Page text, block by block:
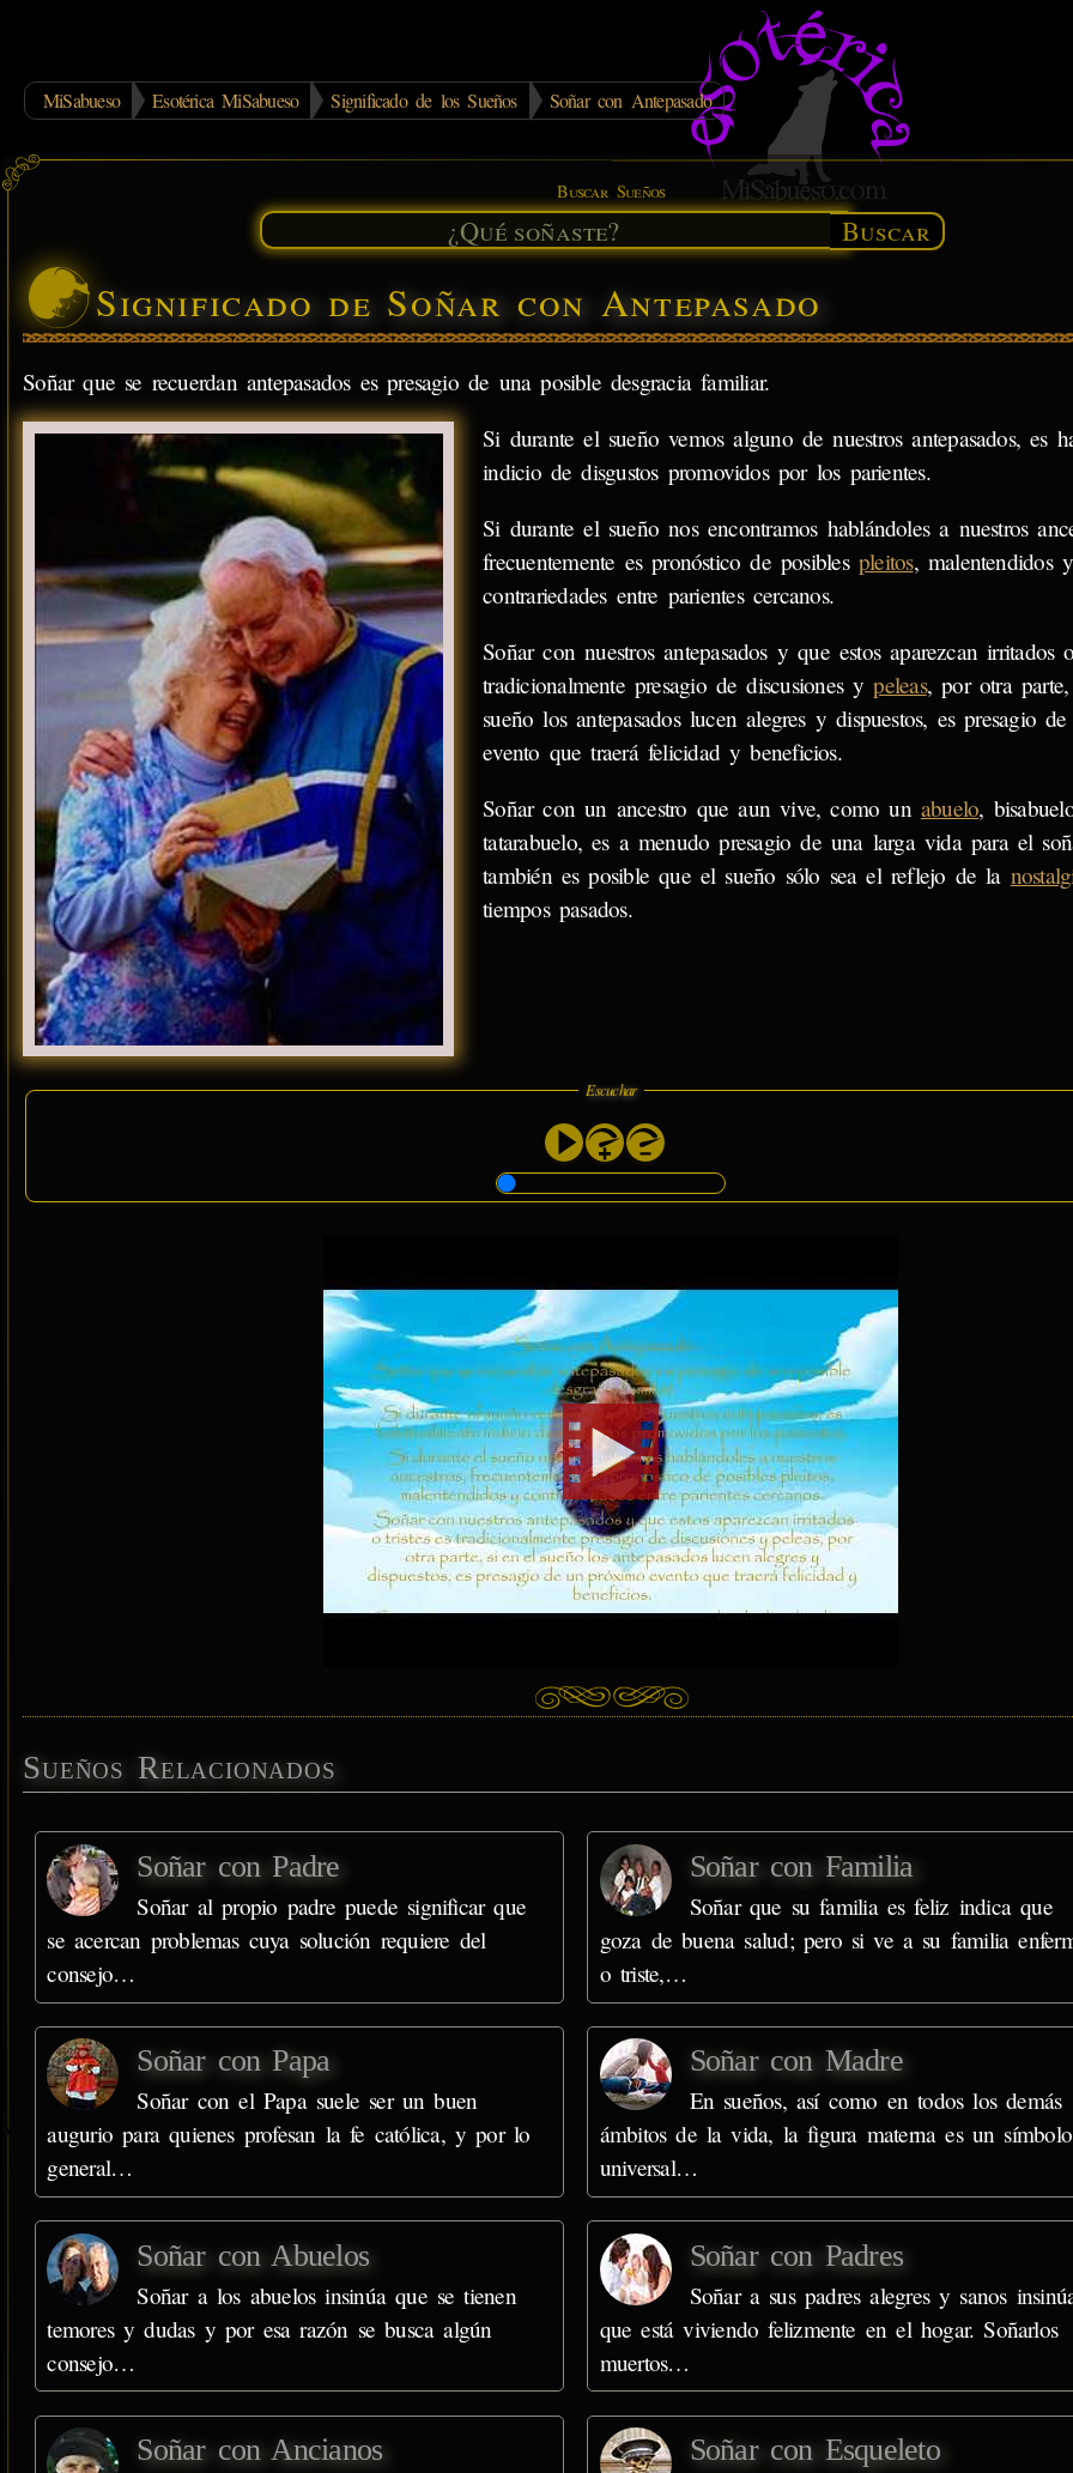
MiSabueso Esotérica MiSabueso Significado de los Sueños Soñar con Antepasado
Buscar Sueños
Buscar
Significado de Soñar con Antepasado
Soñar que se recuerdan antepasados es presagio de una posible desgracia familiar.
Si durante el sueño vemos alguno de nuestros antepasados, es
indicio de disgustos promovidos por los parientes.
Si durante el sueño nos encontramos hablándoles a nuestros
frecuentemente es pronóstico de posibles pleitos, malentendidos y
contrariedades entre parientes cercanos.
Soñar con nuestros antepasados y que estos aparezcan irritados
tradicionalmente presagio de discusiones ypeleas, por otra
sueño los antepasados lucen alegres y dispuestos, es presagio
evento que traerá felicidad y beneficios.
Soñar con un ancestro que aun vive, como un abuelo,
tatarabuelo, es a menudo presagio de una larga vida para el
también es posible que el sueño sólo sea el reflejo de la
tiempos pasados.
Escuchar
Sueños Relacionados
Soñar con Padre
Soñar al propio padre puede significar que
se acercan problemas cuya solución requiere del
consejo…
Soñar con Familia
Soñar que su familia es feliz indica que
goza de buena salud; pero si ve a su familia
o triste,…
Soñar con Papa
Soñar con el Papa suele ser un buen
augurio para quienes profesan la fe católica, y por lo
general…
Soñar con Madre
En sueños, así como en todos los demás
ámbitos de la vida, la figura materna es un símbolo
universal…
Soñar con Abuelos
Soñar a los abuelos insinúa que se tienen
temores y dudas y por esa razón se busca algún
consejo…
Soñar con Padres
Soñar a sus padres alegres y sanos
que está viviendo felizmente en el hogar. Soñarlos
muertos…
Soñar con Ancianos Soñar con Esqueleto